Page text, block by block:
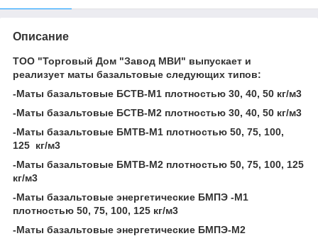
Описание
ТОО "Торговый Дом "Завод МВИ" выпускает и
реализует маты базальтовые следующих типов:
-Маты базальтовые БСТВ-М1 плотностью 30, 40, 50 кг/м3
-Маты базальтовые БСТВ-М2 плотностью 30, 40, 50 кг/м3
-Маты базальтовые БМТВ-М1 плотностью 50, 75, 100,
125 кг/м3
-Маты базальтовые БМТВ-М2 плотностью 50, 75, 100, 125
кг/м3
-Маты базальтовые энергетические БМПЭ -М1
плотностью 50, 75, 100, 125 кг/м3
-Маты базальтовые энергетические БМПЭ-М2